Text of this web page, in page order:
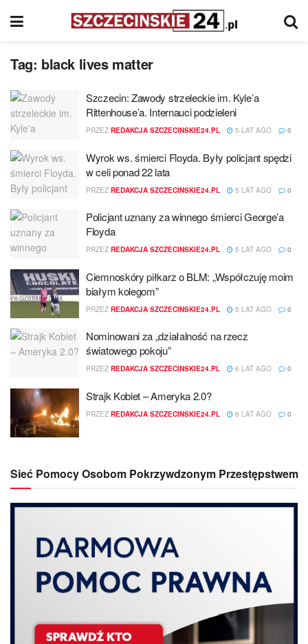
Tag: black lives matter
Szczecin: Zawody strzeleckie im. Kyle’a
Rittenhouse’a. Internauci podzieleni
PRZEZ REDAKCJA SZCZECINSKIE24.PL 5 LAT AGO 0
Wyrok ws. śmierci Floyda. Były policjant spędzi
w celi ponad 22 lata
PRZEZ REDAKCJA SZCZECINSKIE24.PL 5 LAT AGO 0
Policjant uznany za winnego śmierci George’a
Floyda
PRZEZ REDAKCJA SZCZECINSKIE24.PL 5 LAT AGO 0
Ciemnoskóry piłkarz o BLM: „Współczuję moim
białym kolegom”
PRZEZ REDAKCJA SZCZECINSKIE24.PL 5 LAT AGO 0
Nominowani za „działalność na rzecz
światowego pokoju”
PRZEZ REDAKCJA SZCZECINSKIE24.PL 6 LAT AGO 0
Strajk Kobiet – Ameryka 2.0?
PRZEZ REDAKCJA SZCZECINSKIE24.PL 6 LAT AGO 0
Sieć Pomocy Osobom Pokrzywdzonym Przestępstwem